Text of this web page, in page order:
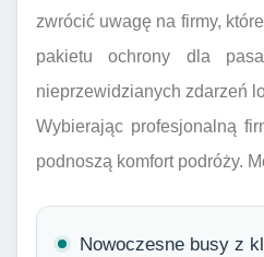
zwrócić uwagę na firmy,
pakietu ochrony dla
nieprzewidzianych zdarzeń
Wybierając profesjonalną
podnoszą komfort podróży.
Nowoczesne busy z